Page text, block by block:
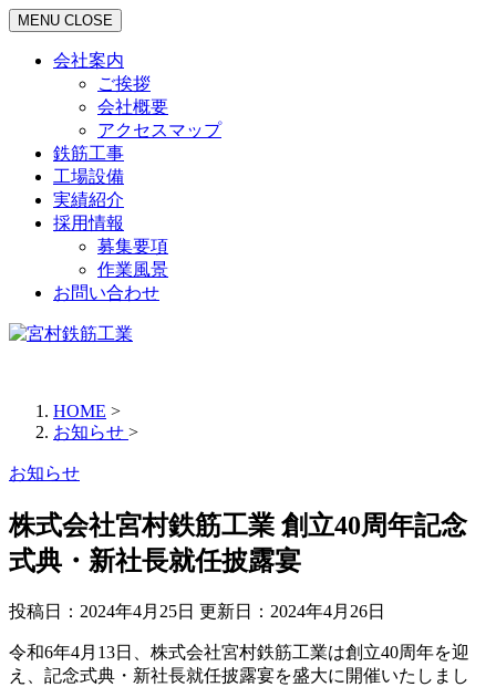
MENU CLOSE
会社案内
ご挨拶
会社概要
アクセスマップ
鉄筋工事
工場設備
実績紹介
採用情報
募集要項
作業風景
お問い合わせ
HOME >
お知らせ >
お知らせ
株式会社宮村鉄筋工業 創立40周年記念
式典・新社長就任披露宴
投稿日：2024年4月25日 更新日： 2024年4月26日
令和6年4月13日、株式会社宮村鉄筋工業は創立40周年を迎
え、記念式典・新社長就任披露宴を盛大に開催いたしまし